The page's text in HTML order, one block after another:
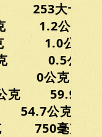
大卡
1.2公克
公克
0.5公克
0公克
59.9公克
公克
毫克